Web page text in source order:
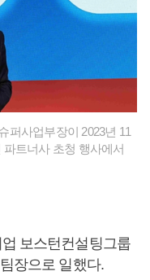
퍼사업부장이 2023년 11
트너사 초청 행사에서
보스턴컨설팅그룹
장으로 일했다.